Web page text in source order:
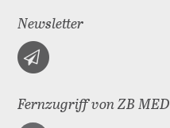
Newsletter
Fernzugriff von ZB MED